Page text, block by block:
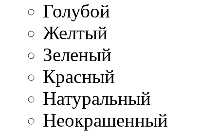
Голубой
Желтый
Зеленый
Красный
Натуральный
Неокрашенный